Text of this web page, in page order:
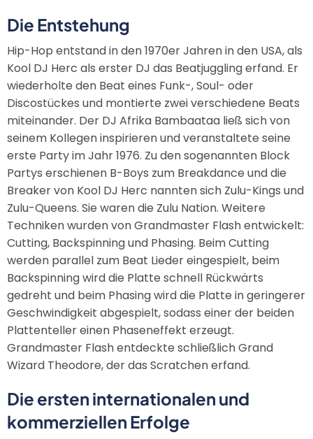
Die Entstehung
Hip-Hop entstand in den 1970er Jahren in den USA, als
Kool DJ Herc als erster DJ das Beatjuggling erfand. Er
wiederholte den Beat eines Funk-, Soul- oder
Discostückes und montierte zwei verschiedene Beats
miteinander. Der DJ Afrika Bambaataa ließ sich von
seinem Kollegen inspirieren und veranstaltete seine
erste Party im Jahr 1976. Zu den sogenannten Block
Partys erschienen B-Boys zum Breakdance und die
Breaker von Kool DJ Herc nannten sich Zulu-Kings und
Zulu-Queens. Sie waren die Zulu Nation. Weitere
Techniken wurden von Grandmaster Flash entwickelt:
Cutting, Backspinning und Phasing. Beim Cutting
werden parallel zum Beat Lieder eingespielt, beim
Backspinning wird die Platte schnell Rückwärts
gedreht und beim Phasing wird die Platte in geringerer
Geschwindigkeit abgespielt, sodass einer der beiden
Plattenteller einen Phaseneffekt erzeugt.
Grandmaster Flash entdeckte schließlich Grand
Wizard Theodore, der das Scratchen erfand.
Die ersten internationalen und
kommerziellen Erfolge